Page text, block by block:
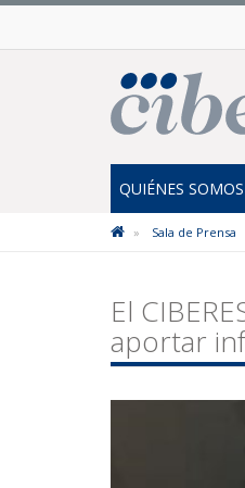
QUIÉNES SOMOS
Sala de Prensa
El
aportar